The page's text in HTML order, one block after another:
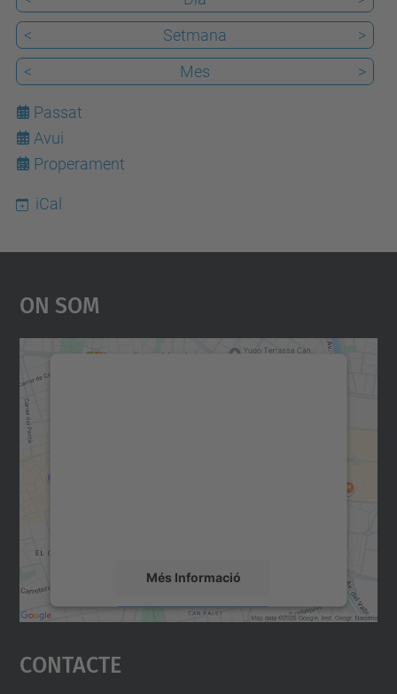
<
Setmana
>
<
Mes >
Passat
6
Avui
Properament
iCal
On Som
Més Informació
Accepta
powered by
Contacte